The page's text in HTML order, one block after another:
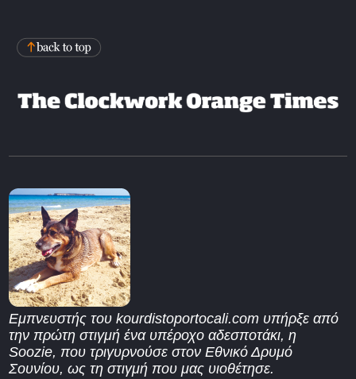
Εμπνευστής του kourdistoportocali.com υπήρξε από
την πρώτη στιγμή ένα υπέροχο αδεσποτάκι, η
Soozie, που τριγυρνούσε στον Εθνικό Δρυμό
Σουνίου, ως τη στιγμή που μας υιοθέτησε.